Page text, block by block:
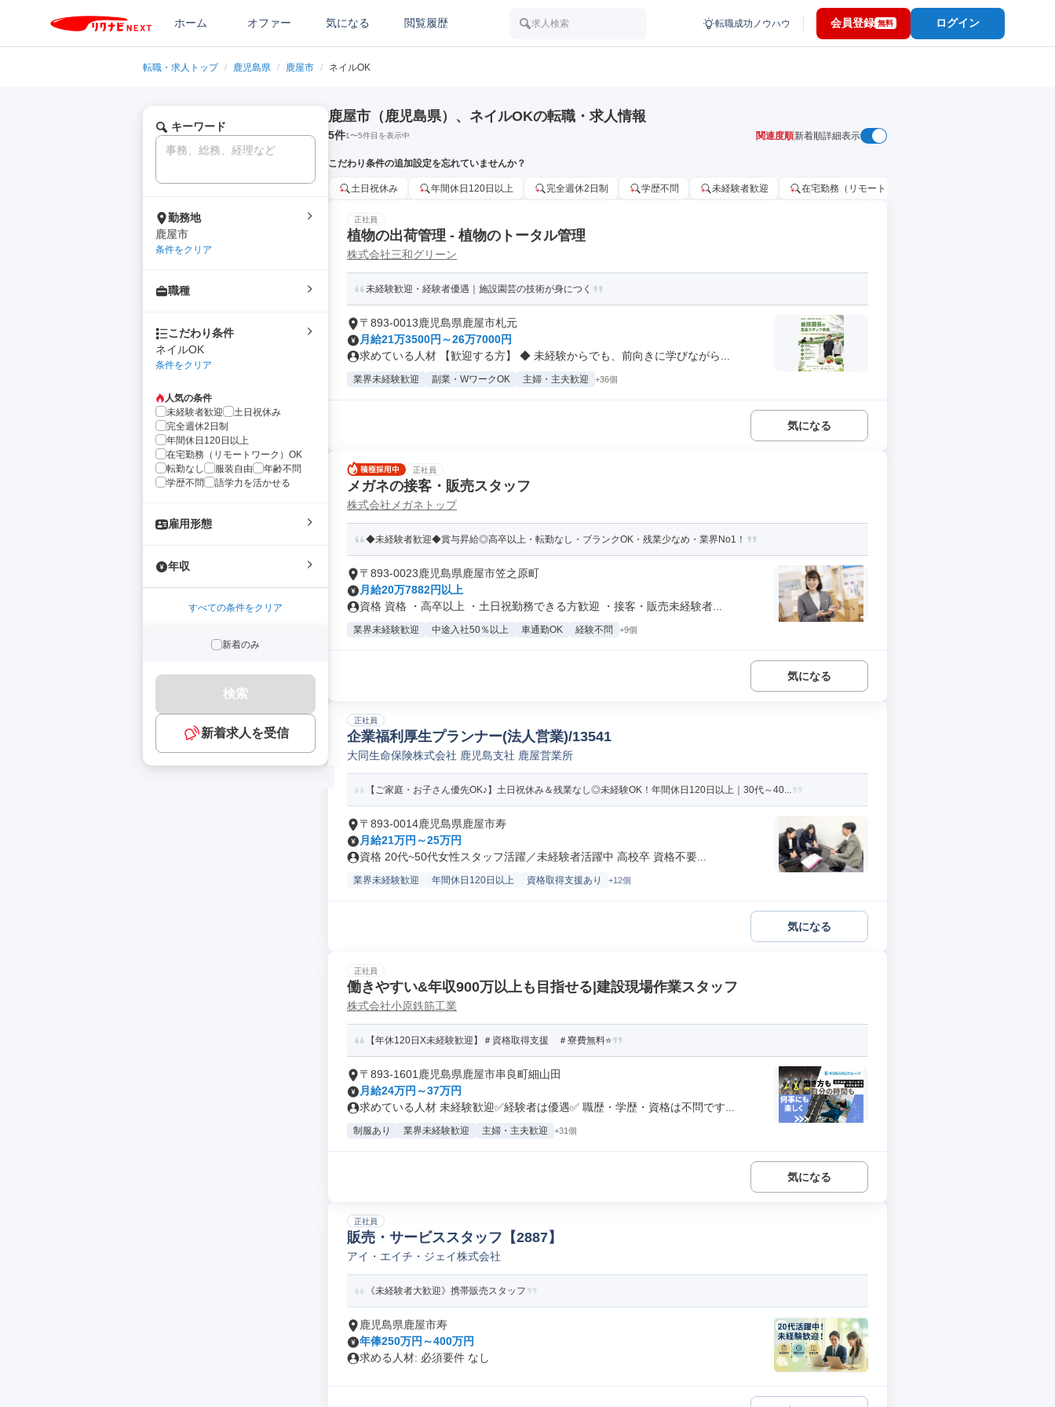
ホーム オファー 気になる 閲覧履歴 求人検索 転職成功ノウハウ 会員登録 無料 ログイン
転職・求人トップ / 鹿児島県 / 鹿屋市 / ネイルOK
キーワード
勤務地
鹿屋市
条件をクリア
職種
こだわり条件
ネイルOK
条件をクリア
人気の条件
未経験者歓迎
土日祝休み
完全週休2日制
年間休日120日以上
在宅勤務（リモートワーク）OK
転勤なし
服装自由
年齢不問
学歴不問
語学力を活かせる
雇用形態
年収
すべての条件をクリア
新着のみ
検索
新着求人を受信
鹿屋市（鹿児島県）、ネイルOKの転職・求人情報
5件1〜5件目を表示中 関連度順新着順詳細表示
こだわり条件の追加設定を忘れていませんか？
土日祝休み 年間休日120日以上 完全週休2日制 学歴不問 未経験者歓迎 在宅勤務（リモートワーク）OK
正社員
植物の出荷管理 - 植物のトータル管理
株式会社三和グリーン
未経験歓迎・経験者優遇｜施設園芸の技術が身につく
〒893-0013鹿児島県鹿屋市札元
月給21万3500円～26万7000円
求めている人材 【歓迎する方】 ◆ 未経験からでも、前向きに学びながら...
業界未経験歓迎 副業・WワークOK 主婦・主夫歓迎 +36個
気になる
正社員
メガネの接客・販売スタッフ
株式会社メガネトップ
◆未経験者歓迎◆賞与昇給◎高卒以上・転勤なし・ブランクOK・残業少なめ・業界No1！
〒893-0023鹿児島県鹿屋市笠之原町
月給20万7882円以上
資格 資格 ・高卒以上 ・土日祝勤務できる方歓迎 ・接客・販売未経験者...
業界未経験歓迎 中途入社50％以上 車通勤OK 経験不問 +9個
気になる
正社員
企業福利厚生プランナー(法人営業)/13541
大同生命保険株式会社 鹿児島支社 鹿屋営業所
【ご家庭・お子さん優先OK♪】土日祝休み＆残業なし◎未経験OK！年間休日120日以上｜30代～40...
〒893-0014鹿児島県鹿屋市寿
月給21万円～25万円
資格 20代~50代女性スタッフ活躍／未経験者活躍中 高校卒 資格不要...
業界未経験歓迎 年間休日120日以上 資格取得支援あり +12個
気になる
正社員
働きやすい&年収900万以上も目指せる|建設現場作業スタッフ
株式会社小原鉄筋工業
【年休120日X未経験歓迎】＃資格取得支援 ＃寮費無料⭐️
〒893-1601鹿児島県鹿屋市串良町細山田
月給24万円～37万円
求めている人材 未経験歓迎✅経験者は優遇✅ 職歴・学歴・資格は不問です...
制服あり 業界未経験歓迎 主婦・主夫歓迎 +31個
気になる
正社員
販売・サービススタッフ【2887】
アイ・エイチ・ジェイ株式会社
《未経験者大歓迎》携帯販売スタッフ
鹿児島県鹿屋市寿
年俸250万円～400万円
求める人材: 必須要件 なし